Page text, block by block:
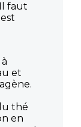
faut
et
thé
en